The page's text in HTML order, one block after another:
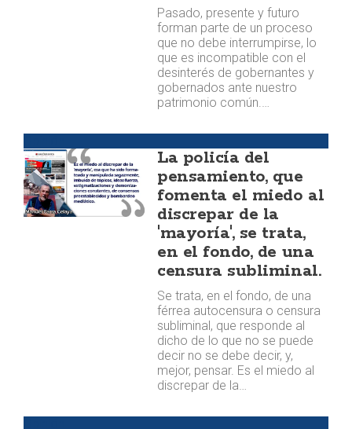
Pasado, presente y futuro
forman parte de un proceso
que no debe interrumpirse, lo
que es incompatible con el
desinterés de gobernantes y
gobernados ante nuestro
patrimonio común.…
La policía del
pensamiento, que
fomenta el miedo al
discrepar de la
'mayoría', se trata,
en el fondo, de una
censura subliminal.
Se trata, en el fondo, de una
férrea autocensura o censura
subliminal, que responde al
dicho de lo que no se puede
decir no se debe decir, y,
mejor, pensar. Es el miedo al
discrepar de la…